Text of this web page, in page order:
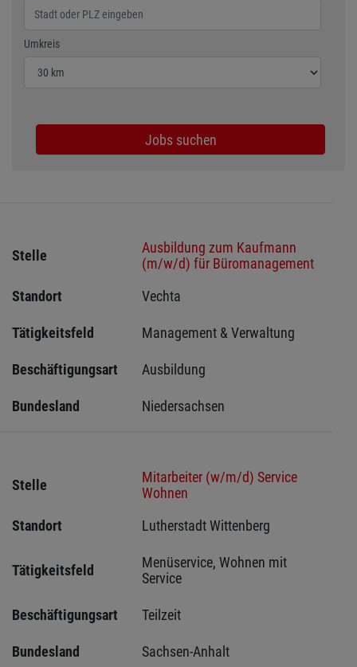
Umkreis
Wählen Sie den Umkreis für die Jobsuche
Jobs suchen
Stelle
Ausbildung zum Kaufmann
(m/w/d) für Büromanagement
Standort
Vechta
Tätigkeitsfeld Management & Verwaltung
Beschäftigungsart Ausbildung
Bundesland Niedersachsen
Stelle
Mitarbeiter (w/m/d) Service
Wohnen
Standort
Lutherstadt Wittenberg
Tätigkeitsfeld
Menüservice, Wohnen mit
Service
Beschäftigungsart Teilzeit
Bundesland Sachsen-Anhalt